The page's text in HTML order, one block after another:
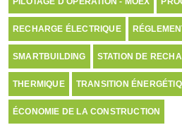
RECHARGE ÉLECTRIQUE
SMARTBUILDING STATION DE
THERMIQUE TRANSITION
ÉCONOMIE DE LA CONSTRUCTION